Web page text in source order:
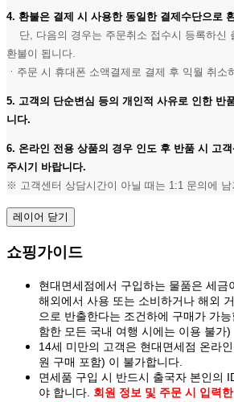
4. 환불은 결제 시 사용한 동일한 결제수단으로
단, 다음의 경우는 주문취소 접수시 등록하신
환불이 됩니다.
ㆍ주문 시 휴대폰 소액결제로 결제 후 익월 취소
5. 고객의 단순변심 등의 개인적 사유로 인한 반
니다.
6. 온라인 전용 상품의 경우 인도 후 반품 시 고객
주시기 바랍니다.
※ 고객센터 상담시간이 아닐 때는 1:1 문의에 남
레이어 닫기
쇼핑가이드
현대면세점에서 구입하는 물품은 세금
해외에서 사용 또는 소비하거나 해외
으로 반출한다는 조건하에 구매가 가
함한 모든 국내 여행 시에는 이용 불가)
14세 미만의 고객은 현대면세점 온라
원 구매 포함) 이 불가합니다.
면세품 구입 시 반드시 출국자 본인의
야 합니다. 회원 정보 및 주문 시 입력